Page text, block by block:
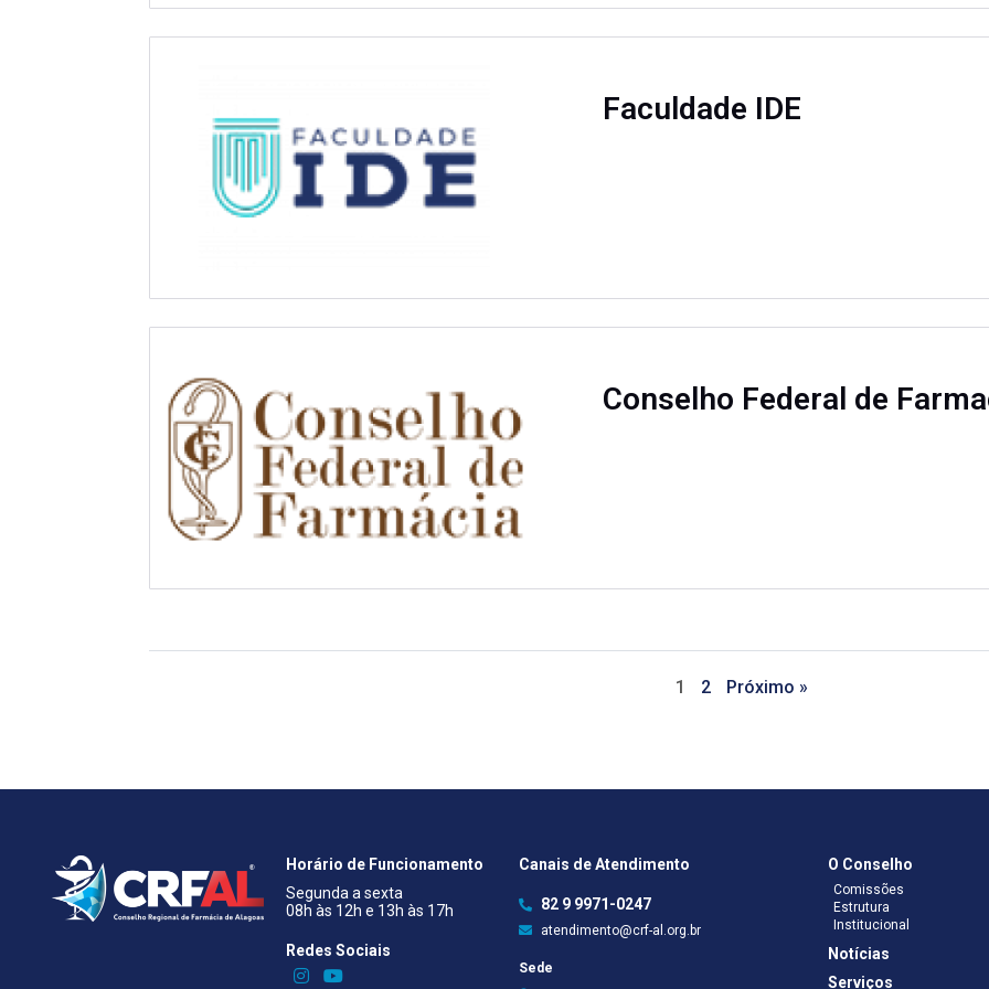
Faculdade IDE
Conselho Federal de
1 2 Próximo »
Horário de Funcionamento
Segunda a sexta
08h às 12h e 13h às 17h
Redes Sociais​
Canais de Atendimento
82 9 9971-0247
atendimento@crf-al.org.br
Sede
O Conselho
Comissões
Estrutura
Institucional
Notícias
Serviços